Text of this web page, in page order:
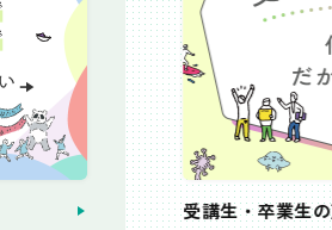
受講生・卒業生の声